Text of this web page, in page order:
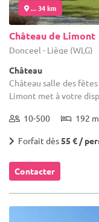
... 34 km
Château de Limont
Donceel - Liège (WLG)
Château
Château salle des
Limont met à votre
10-500 192
Forfait dès55 € /
Contacter